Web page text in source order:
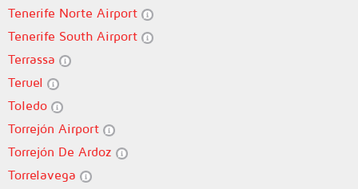
Tenerife Norte Airport
Tenerife South Airport
Terrassa
Teruel
Toledo
Torrejón Airport
Torrejón De Ardoz
Torrelavega